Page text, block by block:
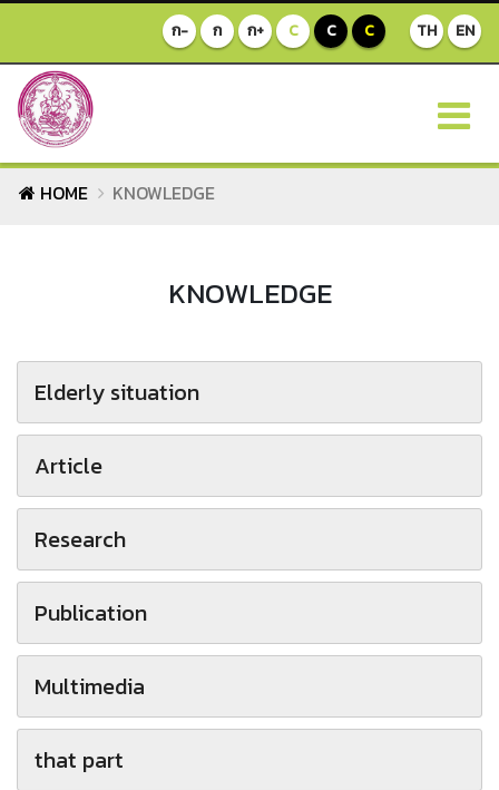
TH EN
ก- ก ก+ C C C
HOME KNOWLEDGE
KNOWLEDGE
Elderly situation
Article
Research
Publication
Multimedia
that part